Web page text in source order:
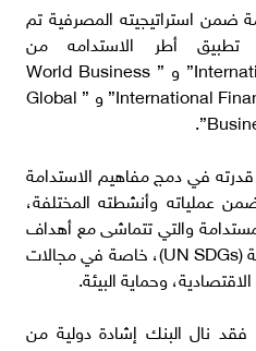
ضمن استراتيجيته المصرفية تم
أطر الاستدامه من
“International Business Magazine” و ” World Business
Outlook” و ” International Finance Magazine” و ” Global
في دمج مفاهيم الاستدامة
ضمن عملياته وأنشطته المختلفة،
والتي تتماشى مع أهداف
الأمم المتحدة للتنمية المستدامة (UN SDGs)، خاصة في مجالات
وحماية البيئة.
نال البنك إشادة دولية من